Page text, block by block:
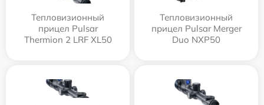
Тепловизионный
прицел Pulsar
Thermion 2 LRF XL50
Тепловизионный
прицел Pulsar Merger
Duo NXP50